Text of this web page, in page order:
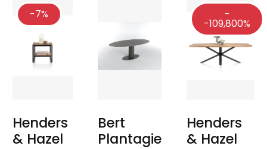
-7%
Henders
& Hazel
Bert
Plantagie
-
-109,800%
Henders
& Hazel